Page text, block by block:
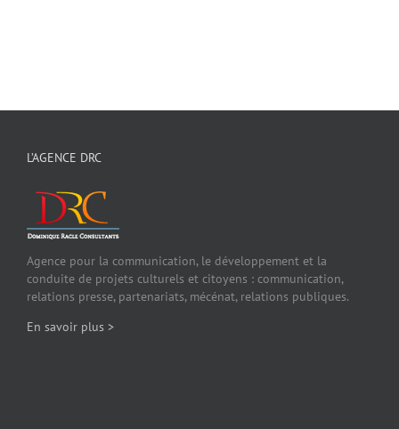
L’AGENCE DRC
Agence pour la communication, le développement et la
conduite de projets culturels et citoyens : communication,
relations presse, partenariats, mécénat, relations publiques.
En savoir plus >